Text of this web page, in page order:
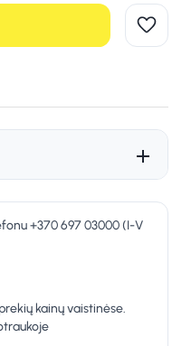
+370 697 03000 (I-V
kainų vaistinėse.